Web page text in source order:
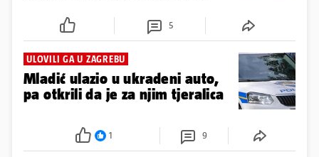
5
ULOVILI GA U ZAGREBU
Mladić ulazio u ukradeni auto,
pa otkrili da je za njim tjeralica
1 9